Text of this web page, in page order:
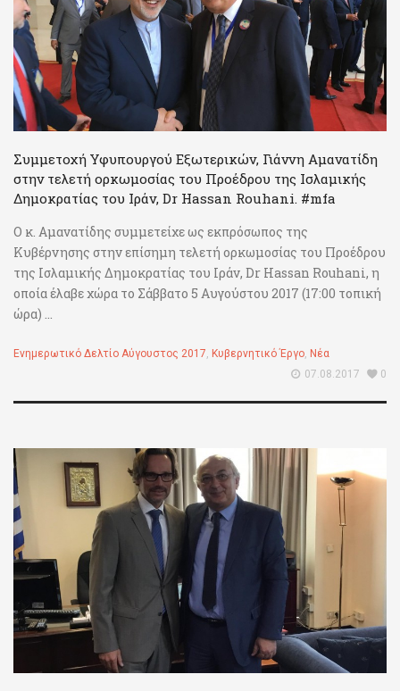
Συμμετοχή Υφυπουργού Εξωτερικών, Γιάννη Αμανατίδη
στην τελετή ορκωμοσίας του Προέδρου της Ισλαμικής
Δημοκρατίας του Ιράν, Dr Hassan Rouhani. #mfa
Ο κ. Αμανατίδης συμμετείχε ως εκπρόσωπος της
Κυβέρνησης στην επίσημη τελετή ορκωμοσίας του Προέδρου
της Ισλαμικής Δημοκρατίας του Ιράν, Dr Hassan Rouhani, η
οποία έλαβε χώρα το Σάββατο 5 Αυγούστου 2017 (17:00 τοπική
ώρα) ...
Ενημερωτικό Δελτίο Αύγουστος 2017, Κυβερνητικό Έργο, Νέα
07.08.2017
0